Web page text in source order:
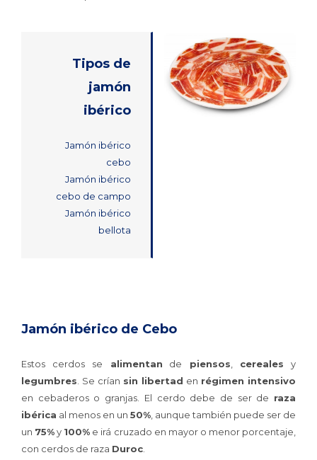
Tipos de
jamón
ibérico
Jamón ibérico
cebo
Jamón ibérico
cebo de campo
Jamón ibérico
bellota
Jamón ibérico de Cebo
Estos cerdos se alimentan de piensos cereales y
legumbres . Se crían sin libertad en régimen intensivo
en cebaderos o granjas. El cerdo debe de ser de raza
ibérica al menos en un 50% , aunque también puede ser de
un 75%y 100% e irá cruzado en mayor o menor porcentaje,
con cerdos de raza Duroc.